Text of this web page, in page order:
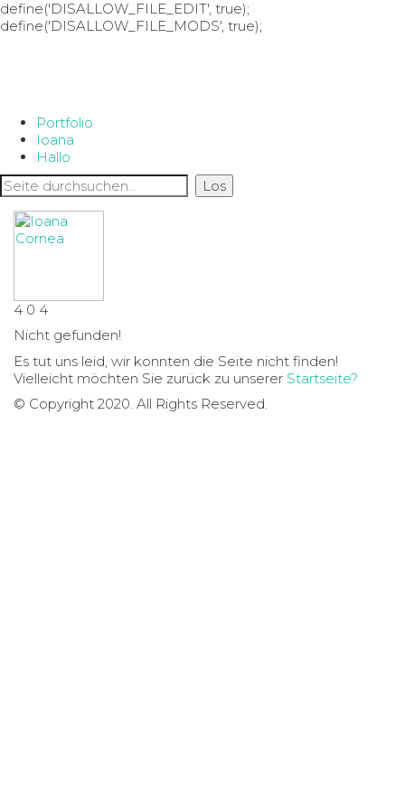
define('DISALLOW_FILE_EDIT', true);
define('DISALLOW_FILE_MODS', true);
Portfolio
Ioana
Hallo
4 0 4
Nicht gefunden!
Es tut uns leid, wir konnten die Seite nicht finden!
Vielleicht möchten Sie zurück zu unserer Startseite?
© Copyright 2020. All Rights Reserved.